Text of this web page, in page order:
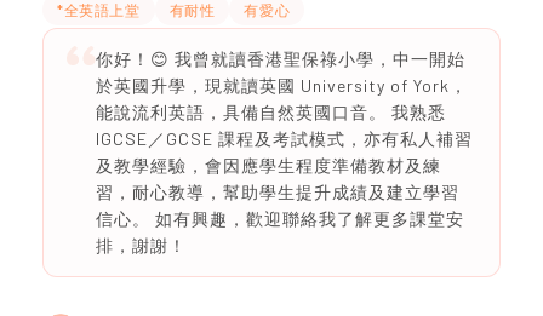
*全英語上堂 有耐性 有愛心
你好！😊 我曾就讀香港聖保祿小學，中一開始
於英國升學，現就讀英國 University of York，
能說流利英語，具備自然英國口音。 我熟悉
IGCSE／GCSE 課程及考試模式，亦有私人補習
及教學經驗，會因應學生程度準備教材及練
習，耐心教導，幫助學生提升成績及建立學習
信心。 如有興趣，歡迎聯絡我了解更多課堂安
排，謝謝！